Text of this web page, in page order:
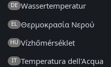
DE Wassertemperatur
EL Θερμοκρασία Νερού
HU Vízhőmérséklet
IT Temperatura dell'Acqua